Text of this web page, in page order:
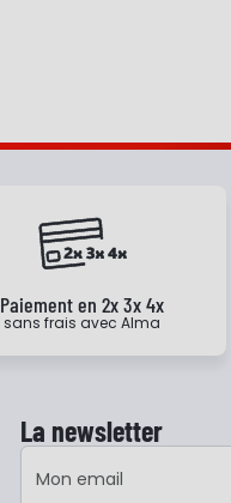
Paiement en 2x 3x 4x
sans frais avec Alma
La newsletter
Adresse e-mail